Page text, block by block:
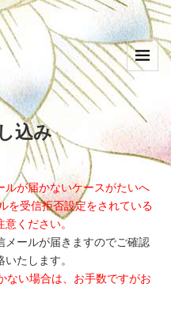
込み
ルが届かないケースがたいへ
を受信拒否設定をされている
ください。
メールが届きますのでご確認
たします。
ない場合は、お手数ですがお